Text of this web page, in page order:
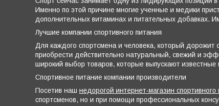
Именно по этой причине многие ученные и медики
дополнительных витаминах и питательных добавках.
Лучшие компании спортивного питания
Для каждого спортсмена и человека, который дорожит
приобрести действительно натуральный, свежий и
широкий выбор товаров, которые выпускают
Спортивное питание компании производители
Посетив наш недорогой интернет-магазин спортивного
спортсменов, но и при помощи профессиональных